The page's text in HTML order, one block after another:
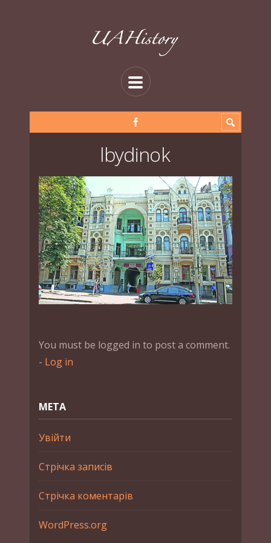
lbydinok
You must be logged in to post a comment.
- Log in
МЕТА
Увійти
Стрічка записів
Стрічка коментарів
WordPress.org